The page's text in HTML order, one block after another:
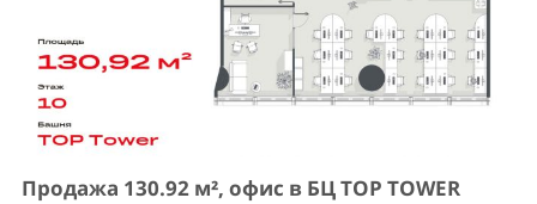
Продажа 130.92 м², офис в БЦ TOP TOWER